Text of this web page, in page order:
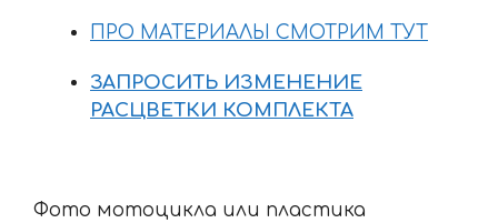
ПРО МАТЕРИАЛЫ СМОТРИМ ТУТ
ЗАПРОСИТЬ ИЗМЕНЕНИЕ
РАСЦВЕТКИ КОМПЛЕКТА
Фото мотоцикла или пластика